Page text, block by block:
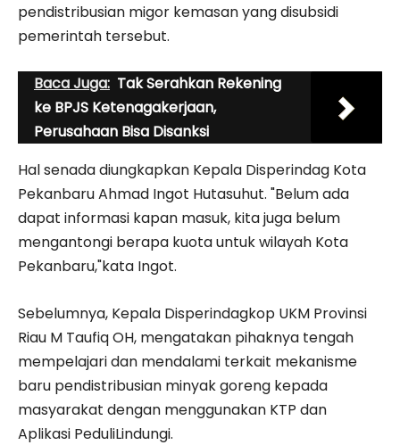
pendistribusian migor kemasan yang disubsidi
pemerintah tersebut.
Baca Juga: Tak Serahkan Rekening
ke BPJS Ketenagakerjaan,
Perusahaan Bisa Disanksi
Hal senada diungkapkan Kepala Disperindag Kota
Pekanbaru Ahmad Ingot Hutasuhut. "Belum ada
dapat informasi kapan masuk, kita juga belum
mengantongi berapa kuota untuk wilayah Kota
Pekanbaru,"kata Ingot.
Sebelumnya, Kepala Disperindagkop UKM Provinsi
Riau M Taufiq OH, mengatakan pihaknya tengah
mempelajari dan mendalami terkait mekanisme
baru pendistribusian minyak goreng kepada
masyarakat dengan menggunakan KTP dan
Aplikasi PeduliLindungi.